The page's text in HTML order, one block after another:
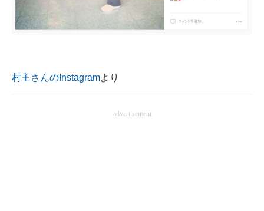
村主さんのInstagramより
advertisement